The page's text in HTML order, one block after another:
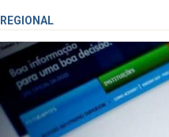
REGIONAL